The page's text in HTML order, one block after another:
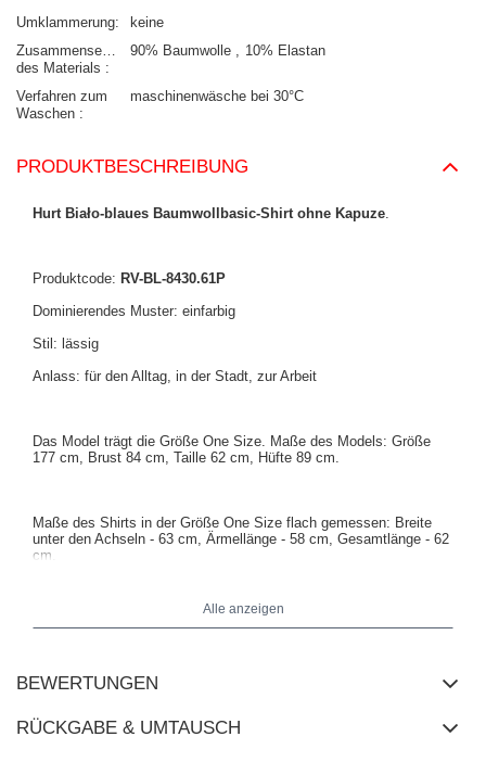
Umklammerung
keine
Zusammensetzung
des Materials
90% Baumwolle 10% Elastan
Verfahren zum
Waschen
maschinenwäsche bei 30°C
PRODUKTBESCHREIBUNG
Hurt Biało-blaues Baumwollbasic-Shirt ohne Kapuze.
Produktcode: RV-BL-8430.61P
Dominierendes Muster: einfarbig
Stil: lässig
Anlass: für den Alltag, in der Stadt, zur Arbeit
Das Model trägt die Größe One Size. Maße des Models: Größe
177 cm, Brust 84 cm, Taille 62 cm, Hüfte 89 cm.
Maße des Shirts in der Größe One Size flach gemessen: Breite
unter den Achseln - 63 cm, Ärmellänge - 58 cm, Gesamtlänge - 62
cm.
Alle anzeigen
BEWERTUNGEN
RÜCKGABE & UMTAUSCH